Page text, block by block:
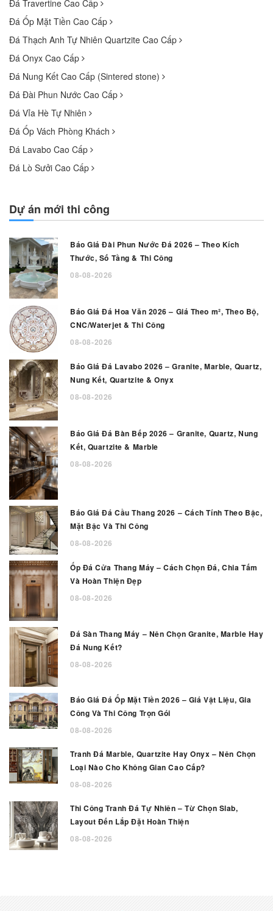
Đá Travertine Cao Cấp
Đá Ốp Mặt Tiền Cao Cấp
Đá Thạch Anh Tự Nhiên Quartzite Cao Cấp
Đá Onyx Cao Cấp
Đá Nung Kết Cao Cấp (Sintered stone)
Đá Đài Phun Nước Cao Cấp
Đá Vỉa Hè Tự Nhiên
Đá Ốp Vách Phòng Khách
Đá Lavabo Cao Cấp
Đá Lò Sưởi Cao Cấp
Dự án mới thi công
Báo Giá Đài Phun Nước Đá 2026 – Theo Kích
Thước, Số Tầng & Thi Công
08-08-2026
Báo Giá Đá Hoa Văn 2026 – Giá Theo m², Theo Bộ,
CNC/Waterjet & Thi Công
08-08-2026
Báo Giá Đá Lavabo 2026 – Granite, Marble, Quartz,
Nung Kết, Quartzite & Onyx
08-08-2026
Báo Giá Đá Bàn Bếp 2026 – Granite, Quartz, Nung
Kết, Quartzite & Marble
08-08-2026
Báo Giá Đá Cầu Thang 2026 – Cách Tính Theo Bậc,
Mặt Bậc Và Thi Công
08-08-2026
Ốp Đá Cửa Thang Máy – Cách Chọn Đá, Chia Tấm
Và Hoàn Thiện Đẹp
08-08-2026
Đá Sàn Thang Máy – Nên Chọn Granite, Marble Hay
Đá Nung Kết?
08-08-2026
Báo Giá Đá Ốp Mặt Tiền 2026 – Giá Vật Liệu, Gia
Công Và Thi Công Trọn Gói
08-08-2026
Tranh Đá Marble, Quartzite Hay Onyx – Nên Chọn
Loại Nào Cho Không Gian Cao Cấp?
08-08-2026
Thi Công Tranh Đá Tự Nhiên – Từ Chọn Slab,
Layout Đến Lắp Đặt Hoàn Thiện
08-08-2026